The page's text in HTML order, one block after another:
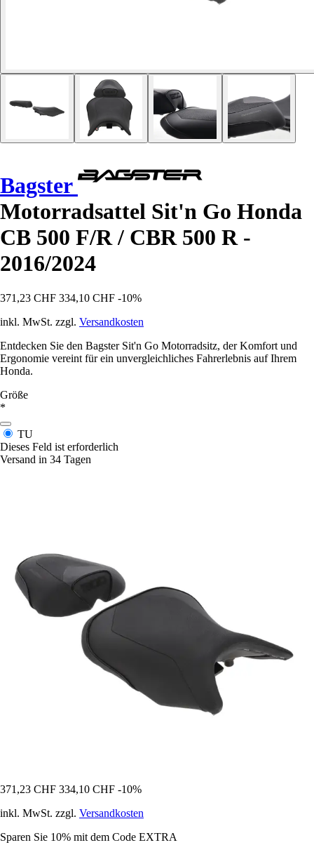
Bagster
Motorradsattel Sit'n Go Honda
CB 500 F/R / CBR 500 R -
2016/2024
371,23 CHF 334,10 CHF -10%
inkl. MwSt. zzgl. Versandkosten
Entdecken Sie den Bagster Sit'n Go Motorradsitz, der Komfort und
Ergonomie vereint für ein unvergleichliches Fahrerlebnis auf Ihrem
Honda.
Größe
*
TU
Dieses Feld ist erforderlich
Versand in 34 Tagen
371,23 CHF 334,10 CHF -10%
inkl. MwSt. zzgl. Versandkosten
Sparen Sie 10% mit dem Code EXTRA